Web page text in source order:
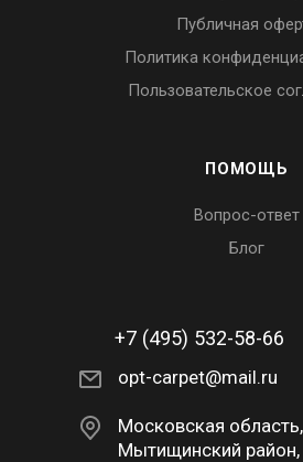
Публичная
Политика
Пользовательское
ПОМОЩЬ
Вопрос-ответ
Блог
+7 (495) 532-58-66
opt-carpet@mail.ru
Московская область,
Мытищинский район,